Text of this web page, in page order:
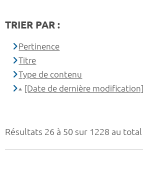
Résultats 26 à 50 sur 1228 au total
TRIER PAR :
Pertinence
Titre
Type de contenu
[Date de dernière modification]